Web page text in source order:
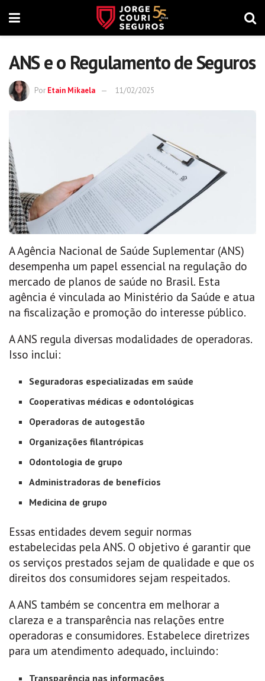
ANS e o Regulamento de Seguros
Por Etain Mikaela 11/02/2025
A Agência Nacional de Saúde Suplementar (ANS)
desempenha um papel essencial na regulação do
mercado de planos de saúde no Brasil. Esta
agência é vinculada ao Ministério da Saúde e atua
na fiscalização e promoção do interesse público.
A ANS regula diversas modalidades de operadoras.
Isso inclui:
Seguradoras especializadas em saúde
Cooperativas médicas e odontológicas
Operadoras de autogestão
Organizações filantrópicas
Odontologia de grupo
Administradoras de benefícios
Medicina de grupo
Essas entidades devem seguir normas
estabelecidas pela ANS. O objetivo é garantir que
os serviços prestados sejam de qualidade e que os
direitos dos consumidores sejam respeitados.
A ANS também se concentra em melhorar a
clareza e a transparência nas relações entre
operadoras e consumidores. Estabelece diretrizes
para um atendimento adequado, incluindo:
Transparência nas informações